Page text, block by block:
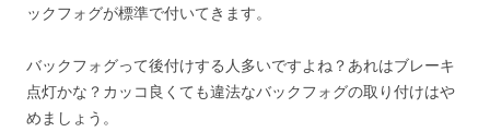
ックフォグが標準で付いてきます。
バックフォグって後付けする人多いですよね？あれはブレーキ
点灯かな？カッコ良くても違法なバックフォグの取り付けはや
めましょう。